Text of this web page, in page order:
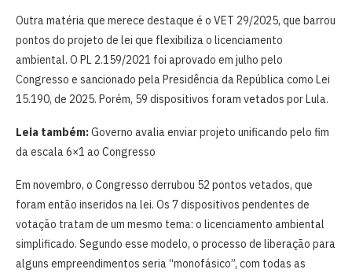
Outra matéria que merece destaque é o VET 29/2025, que barrou
pontos do projeto de lei que flexibiliza o licenciamento
ambiental. O PL 2.159/2021 foi aprovado em julho pelo
Congresso e sancionado pela Presidência da República como Lei
15.190, de 2025. Porém, 59 dispositivos foram vetados por Lula.
Leia também:Governo avalia enviar projeto unificando pelo fim
da escala 6×1 ao Congresso
Em novembro, o Congresso derrubou 52 pontos vetados, que
foram então inseridos na lei. Os 7 dispositivos pendentes de
votação tratam de um mesmo tema: o licenciamento ambiental
simplificado. Segundo esse modelo, o processo de liberação para
alguns empreendimentos seria “monofásico”, com todas as